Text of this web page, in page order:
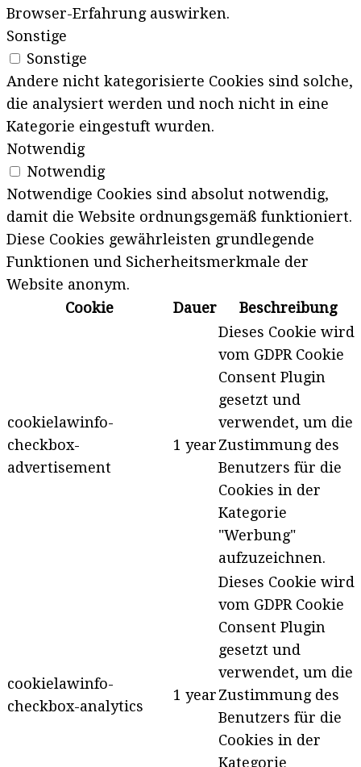
Browser-Erfahrung auswirken.
Sonstige
Sonstige
Andere nicht kategorisierte Cookies sind solche,
die analysiert werden und noch nicht in eine
Kategorie eingestuft wurden.
Notwendig
Notwendig
Notwendige Cookies sind absolut notwendig,
damit die Website ordnungsgemäß funktioniert.
Diese Cookies gewährleisten grundlegende
Funktionen und Sicherheitsmerkmale der
Website anonym.
Cookie
Dauer Beschreibung
cookielawinfo-
checkbox-
advertisement
1 year
Dieses Cookie wird
vom GDPR Cookie
Consent Plugin
gesetzt und
verwendet, um die
Zustimmung des
Benutzers für die
Cookies in der
Kategorie
"Werbung"
aufzuzeichnen.
cookielawinfo-
checkbox-analytics
1 year
Dieses Cookie wird
vom GDPR Cookie
Consent Plugin
gesetzt und
verwendet, um die
Zustimmung des
Benutzers für die
Cookies in der
Kategorie